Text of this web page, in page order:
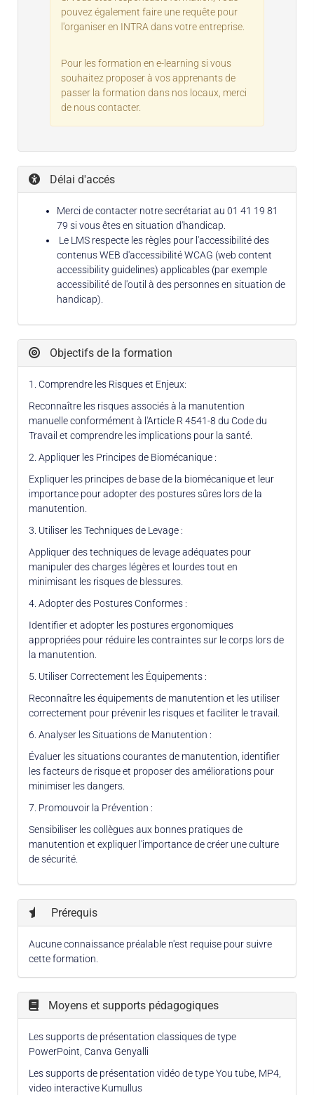
pouvez également faire une requête pour
l'organiser en INTRA dans votre entreprise.
Pour les formation en e-learning si vous
souhaitez proposer à vos apprenants de
passer la formation dans nos locaux, merci
de nous contacter.
Délai d'accés
Merci de contacter notre secrétariat au 01 41 19 81
79 si vous êtes en situation d'handicap.
Le LMS respecte les règles pour l'accessibilité des
contenus WEB d'accessibilité WCAG (web content
accessibility guidelines) applicables (par exemple
accessibilité de l'outil à des personnes en situation de
handicap).
Objectifs de la formation
1. Comprendre les Risques et Enjeux:
Reconnaître les risques associés à la manutention
manuelle conformément à l'Article R 4541-8 du Code du
Travail et comprendre les implications pour la santé.
2. Appliquer les Principes de Biomécanique :
Expliquer les principes de base de la biomécanique et leur
importance pour adopter des postures sûres lors de la
manutention.
3. Utiliser les Techniques de Levage :
Appliquer des techniques de levage adéquates pour
manipuler des charges légères et lourdes tout en
minimisant les risques de blessures.
4. Adopter des Postures Conformes :
Identifier et adopter les postures ergonomiques
appropriées pour réduire les contraintes sur le corps lors de
la manutention.
5. Utiliser Correctement les Équipements :
Reconnaître les équipements de manutention et les utiliser
correctement pour prévenir les risques et faciliter le travail.
6. Analyser les Situations de Manutention :
Évaluer les situations courantes de manutention, identifier
les facteurs de risque et proposer des améliorations pour
minimiser les dangers.
7. Promouvoir la Prévention :
Sensibiliser les collègues aux bonnes pratiques de
manutention et expliquer l'importance de créer une culture
de sécurité.
Prérequis
Aucune connaissance préalable n'est requise pour suivre
cette formation.
Moyens et supports pédagogiques
Les supports de présentation classiques de type
PowerPoint, Canva Genyalli
Les supports de présentation vidéo de type You tube, MP4,
video interactive Kumullus